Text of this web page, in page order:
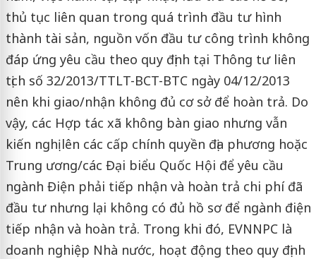
thủ tục liên quan trong quá trình đầu tư hình
thành tài sản, nguồn vốn đầu tư công trình không
đáp ứng yêu cầu theo quy định tại Thông tư liên
tịch số 32/2013/TTLT-BCT-BTC ngày 04/12/2013
nên khi giao/nhận không đủ cơ sở để hoàn trả. Do
vậy, các Hợp tác xã không bàn giao nhưng vẫn
kiến nghị lên các cấp chính quyền địa phương hoặc
Trung ương/các Đại biểu Quốc Hội để yêu cầu
ngành Điện phải tiếp nhận và hoàn trả chi phí đã
đầu tư nhưng lại không có đủ hồ sơ để ngành điện
tiếp nhận và hoàn trả. Trong khi đó, EVNNPC là
doanh nghiệp Nhà nước, hoạt động theo quy định